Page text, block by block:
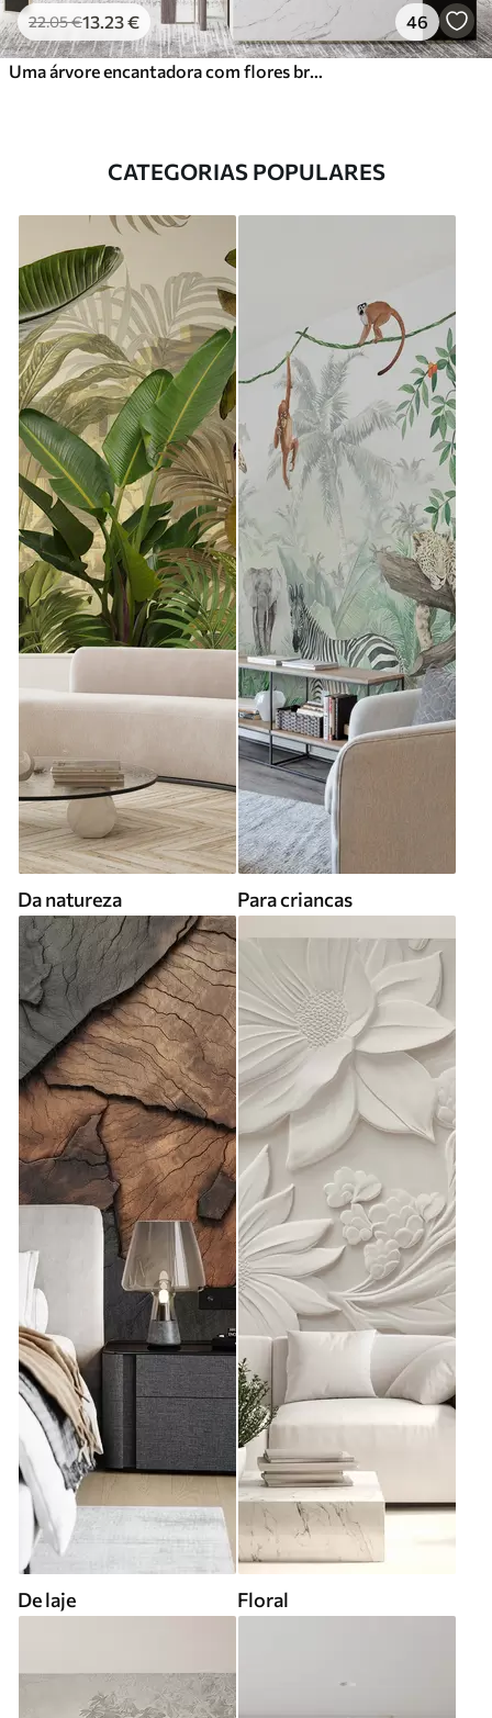
22.05€13.23€ 46
Uma árvore encantadora com flores brancas contra o fundo de nuvens num estilo interessante em delicadas cores quentes
CATEGORIAS POPULARES
Da natureza Para criancas
De laje Floral